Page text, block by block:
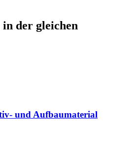
der gleichen
und Aufbaumaterial